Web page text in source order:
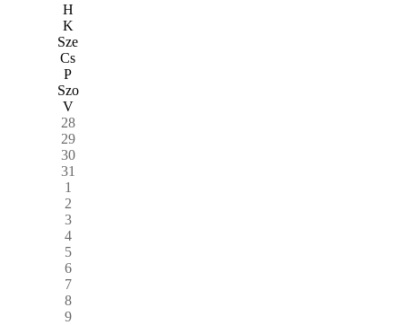
H
K
Sze
Cs
P
Szo
V
28
29
30
31
1
2
3
4
5
6
7
8
9